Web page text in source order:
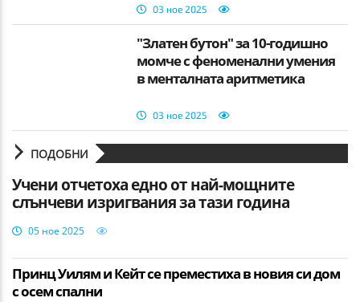
03 ное 2025
"Златен бутон" за 10-годишно
момче с феноменални умения
в менталната аритметика
03 ное 2025
ПОДОБНИ
Учени отчетоха едно от най-мощните
слънчеви изригвания за тази година
05 ное 2025
Принц Уилям и Кейт се преместиха в новия си дом
с осем спални